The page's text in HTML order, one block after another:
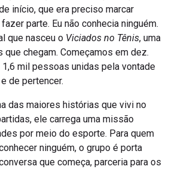
início, que era preciso marcar
parte. Eu não conhecia ninguém.
que nasceu o Viciados no Tênis, uma
chegam. Começamos em dez.
mil pessoas unidas pela vontade
de pertencer.
das maiores histórias que vivi no
ele carrega uma missão
por meio do esporte. Para quem
ninguém, o grupo é porta
que começa, parceria para os